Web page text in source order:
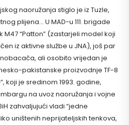
naoružanja stiglo je iz Tuzle,
plijena… U MAD-u 111. brigade
“Patton” (zastarjeli model koji
iz aktivne službe u JNA), još par
ali osobito vrijedan je
pakistanske proizvodnje TF-8
koji je sredinom 1993. godine,
na uvoz naoružanja i vojne
zahvaljujući vladi “jedne
uništenih neprijateljskih tenkova,